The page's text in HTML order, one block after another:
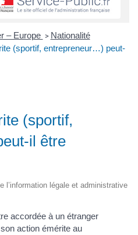
– Europe > Nationalité
(sportif, entrepreneur…) peut-
(sportif,
il être
l’information légale et administrative
accordée à un étranger
action émérite au